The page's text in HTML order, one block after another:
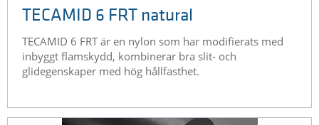
TECAMID 6 FRT natural
TECAMID 6 FRT är en nylon som har modifierats med
inbyggt flamskydd, kombinerar bra slit- och
glidegenskaper med hög hållfasthet.